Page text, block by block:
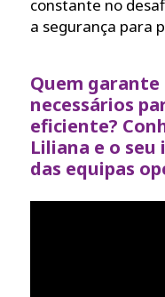
constante no
a segurança para
Quem garante
necessários
eficiente?
Liliana e o seu
das equipas